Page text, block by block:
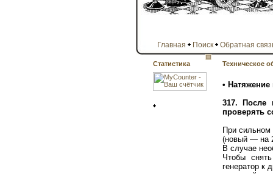
Главная Поиск Обратная
Статистика Техническое
•
317. После
проверять
При сильном
(новый — на
В случае
Чтобы
генератор к